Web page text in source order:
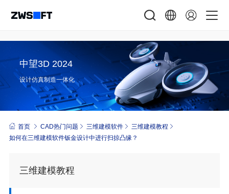
中望3D 2024
设计仿真制造一体化
首页 CAD热门问题 三维建模软件
三维建模教程
如何在三维建模软件钣金设计中进行扫掠凸缘？
三维建模教程